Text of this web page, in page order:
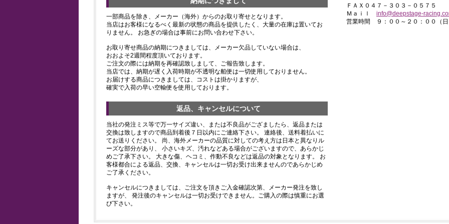
一部商品を除き、メーカー（海外）からのお取り寄せとなります。
当店はお客様になるべく最新の状態の商品を提供したく、大量の在庫は置いてお
りません。 お急ぎの場合は事前にお問い合わせ下さい。
お取り寄せ商品の納期につきましては、メーカー欠品していない場合は、
おおよそ2週間程度頂いております。
ご注文の際には納期を再確認致しまして、ご報告致します。
当店では、納期が遅く入荷時期が不透明な船便は一切使用しておりません。
お届けする商品につきましては、コストは掛かりますが、
確実で入荷の早い空輸便を使用しております。
返品、キャンセルについて
当社の発注ミス等で万一サイズ違い、または不良品がござましたら、返品または
交換は致しますので商品到着後７日以内にご連絡下さい。 連絡後、送料着払いに
てお送りください。 尚、海外メーカーの品質に対しての考え方は日本と異なりル
ーズな部分があり、 小さいキズ、汚れなどある場合がございますので、あらかじ
めご了承下さい。 大きな傷、ヘコミ、作動不良などは返品の対象となります。 お
客様都合による返品、交換、キャンセルは一切お受け出来ませんのであらかじめ
ご了承ください。
キャンセルにつきましては、ご注文を頂きご入金確認次第、メーカー発注を致し
ますが、 発注後のキャンセルは一切お受けできません。ご購入の際は慎重にお選
び下さい。
ＦＡＸ０４７－３０３－０５７５
Ｍａｉｌ info@deepstage-
営業時間 ９：００～２０：００（日